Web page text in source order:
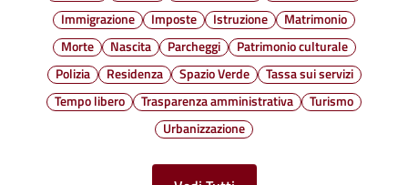
Immigrazione
Imposte Istruzione
Matrimonio
Morte
Nascita Parcheggi
Patrimonio culturale
Polizia
Residenza Spazio Verde
Tassa sui servizi
Tempo libero
Trasparenza amministrativa
Turismo
Urbanizzazione